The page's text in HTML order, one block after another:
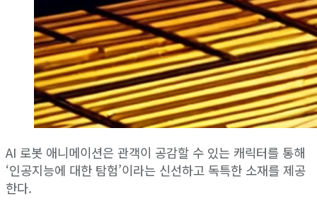
AI 로봇 애니메이션은 관객이 공감할 수 있는 캐릭터를 통해
‘인공지능에 대한 탐험’이라는 신선하고 독특한 소재를 제공
한다.